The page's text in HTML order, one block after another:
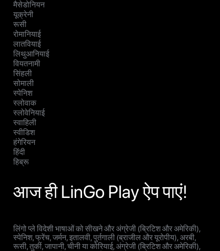
मैसेडोनियन
यूक्रेनी
रूसी
रोमानियाई
लातवियाई
लिथुआनियाई
वियतनामी
सिंहली
सोमाली
स्पेनिश
स्लोवाक
स्लोवेनियाई
स्वाहिली
स्वीडिश
हंगेरियन
हिंदी
हिब्रू
आज ही LinGo Play ऐप पाएं!
लिंगो प्ले विदेशी भाषाओं को सीखने और अंग्रेजी (ब्रिटिश और अमेरिकी),
स्पेनिश, फ्रेंच, जर्मन, इतालवी, पुर्तगाली (ब्राजील और यूरोपीय), अरबी,
रूसी, तुर्की, जापानी, चीनी या कोरियाई, अंग्रेजी (ब्रिटिश और अमेरिकी),